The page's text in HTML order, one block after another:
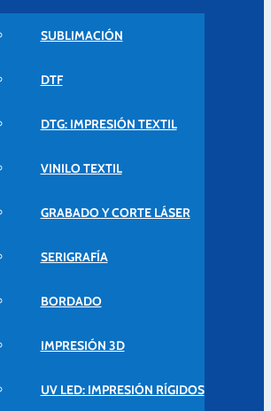
SUBLIMACIÓN
DTF
DTG: IMPRESIÓN TEXTIL
VINILO TEXTIL
GRABADO Y CORTE LÁSER
SERIGRAFÍA
BORDADO
IMPRESIÓN 3D
UV LED: IMPRESIÓN RÍGIDOS